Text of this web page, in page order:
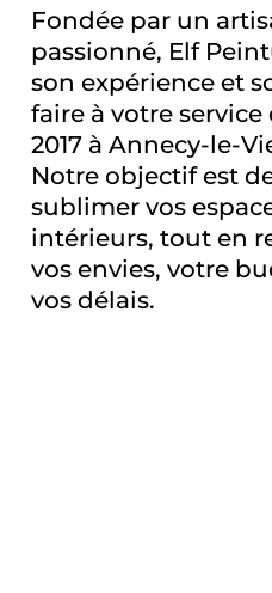
Fondée par un
passionné, Elf
son expérience et
faire à votre
2017 à Annecy-le-
Notre objectif est
sublimer vos
intérieurs, tout en
vos envies, votre
vos délais.